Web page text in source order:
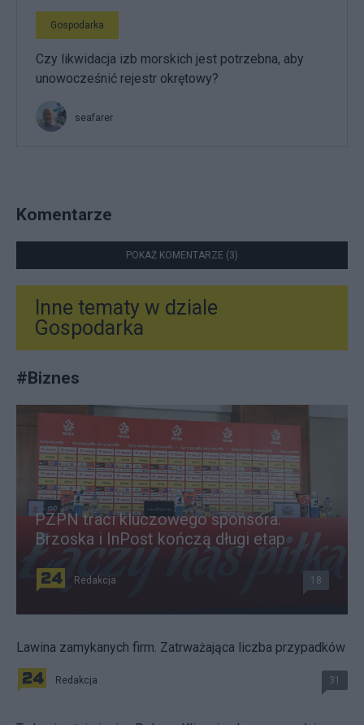
Gospodarka
Czy likwidacja izb morskich jest potrzebna, aby
unowocześnić rejestr okrętowy?
seafarer
Komentarze
POKAŻ KOMENTARZE (3)
Inne tematy w dziale
Gospodarka
#Biznes
PZPN traci kluczowego sponsora.
Brzoska i InPost kończą długi etap
Redakcja 18
Lawina zamykanych firm. Zatrważająca liczba przypadków
Redakcja 31